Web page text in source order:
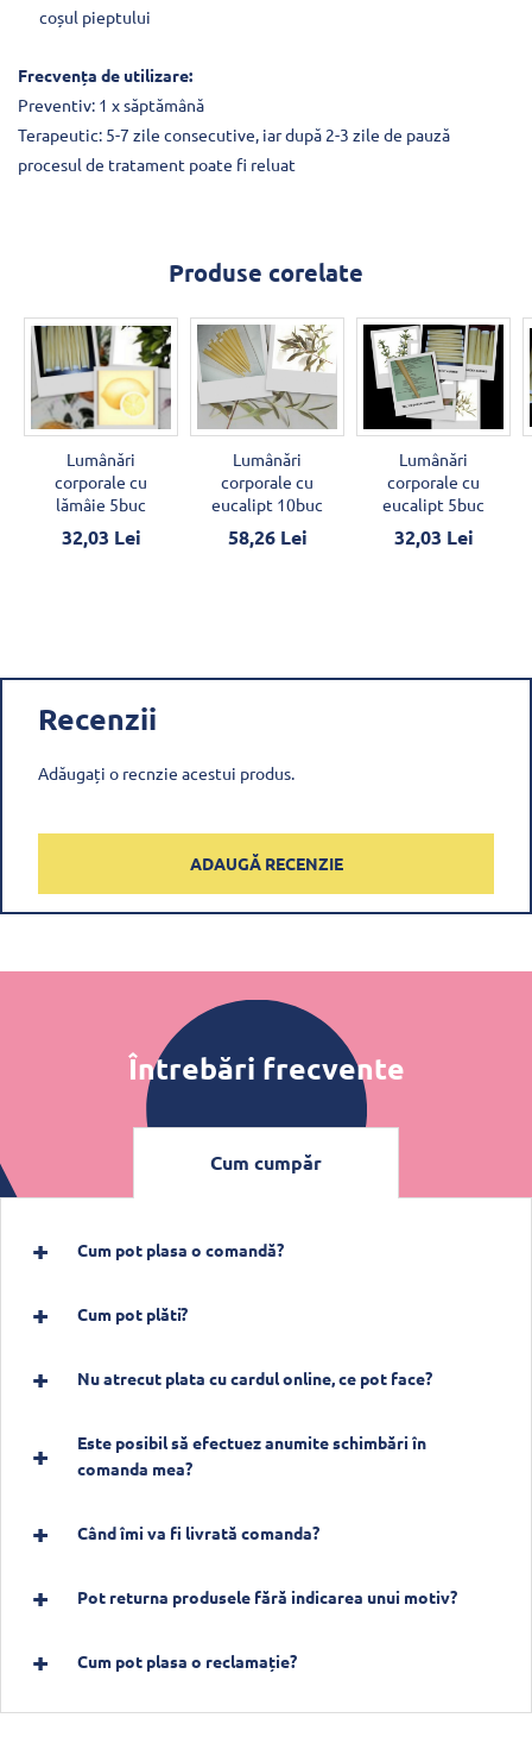
coșul pieptului
Frecvența de utilizare:
Preventiv: 1 x săptămână
Terapeutic: 5-7 zile consecutive, iar după 2-3 zile de pauză
procesul de tratament poate fi reluat
Produse corelate
Lumânări
corporale cu
lămâie 5buc
32,03 Lei
Lumânări
corporale cu
eucalipt 10buc
58,26 Lei
Lumânări
corporale cu
eucalipt 5buc
32,03 Lei
Recenzii
Adăugați o recnzie acestui produs.
ADAUGĂ RECENZIE
Întrebări frecvente
Cum cumpăr
Cum pot plasa o comandă?
Cum pot plăti?
Nu atrecut plata cu cardul online, ce pot face?
Este posibil să efectuez anumite schimbări în
comanda mea?
Când îmi va fi livrată comanda?
Pot returna produsele fără indicarea unui motiv?
Cum pot plasa o reclamație?